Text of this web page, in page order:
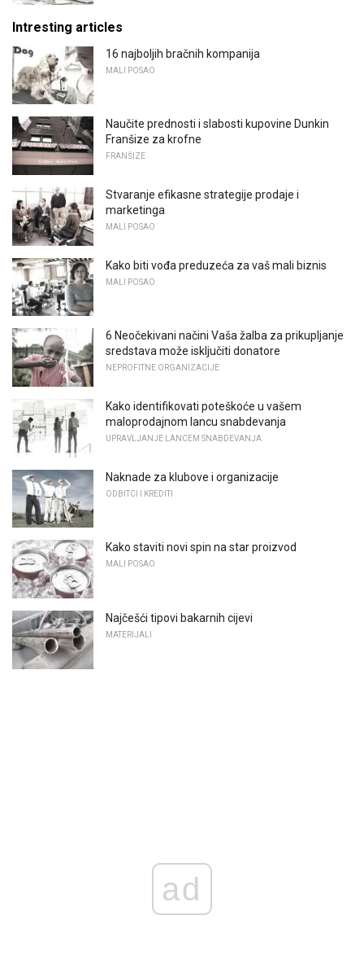
Intresting articles
16 najboljih bračnih kompanija
MALI POSAO
Naučite prednosti i slabosti kupovine Dunkin
Franšize za krofne
FRANŠIZE
Stvaranje efikasne strategije prodaje i
marketinga
MALI POSAO
Kako biti vođa preduzeća za vaš mali biznis
MALI POSAO
6 Neočekivani načini Vaša žalba za prikupljanje
sredstava može isključiti donatore
NEPROFITNE ORGANIZACIJE
Kako identifikovati poteškoće u vašem
maloprodajnom lancu snabdevanja
UPRAVLJANJE LANCEM SNABDEVANJA
Naknade za klubove i organizacije
ODBITCI I KREDITI
Kako staviti novi spin na star proizvod
MALI POSAO
Najčešći tipovi bakarnih cijevi
MATERIJALI
ad